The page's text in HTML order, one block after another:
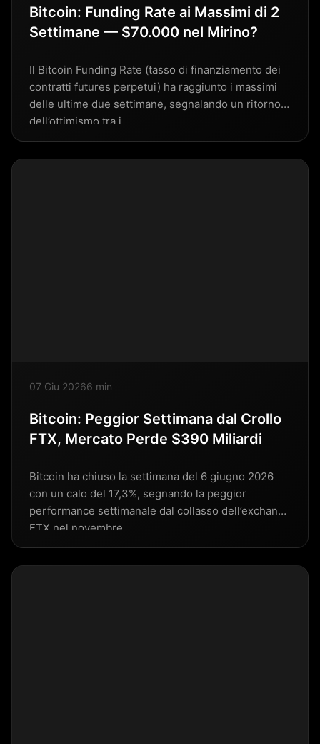
Bitcoin: Funding Rate ai Massimi di 2
Settimane — $70.000 nel Mirino?
Il Bitcoin Funding Rate (tasso di finanziamento dei
contratti futures perpetui) ha raggiunto i massimi
delle ultime due settimane, segnalando un ritorno
dell’ottimismo tra i…
07 Giu 20266 min
Bitcoin: Peggior Settimana dal Crollo
FTX, Mercato Perde $390 Miliardi
Bitcoin ha chiuso la settimana del 6 giugno 2026
con un calo del 17,3%, segnando la peggior
performance settimanale dal collasso dell’exchange
FTX nel novembre…